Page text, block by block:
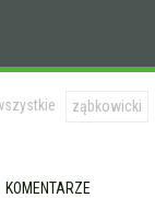
ząbkowicki
KOMENTARZE